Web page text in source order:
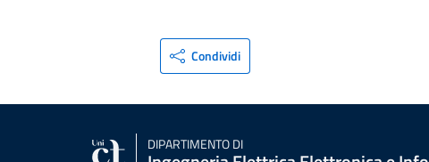
Condividi
DIPARTIMENTO DI